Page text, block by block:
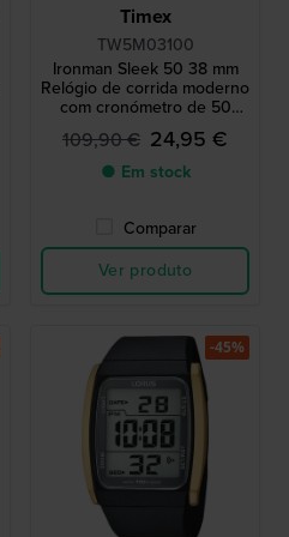
Timex
TW5M03100
Ironman Sleek 50 38 mm
Relógio de corrida moderno
com cronómetro de 50
voltas.
109,90 € 24,95 €
● Em stock
Comparar
Ver produto
-45%